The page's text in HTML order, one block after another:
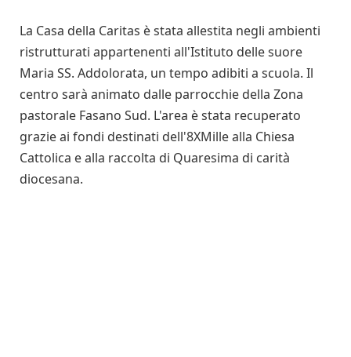
La Casa della Caritas è stata allestita negli ambienti
ristrutturati appartenenti all'Istituto delle suore
Maria SS. Addolorata, un tempo adibiti a scuola. Il
centro sarà animato dalle parrocchie della Zona
pastorale Fasano Sud. L'area è stata recuperato
grazie ai fondi destinati dell'8XMille alla Chiesa
Cattolica e alla raccolta di Quaresima di carità
diocesana.